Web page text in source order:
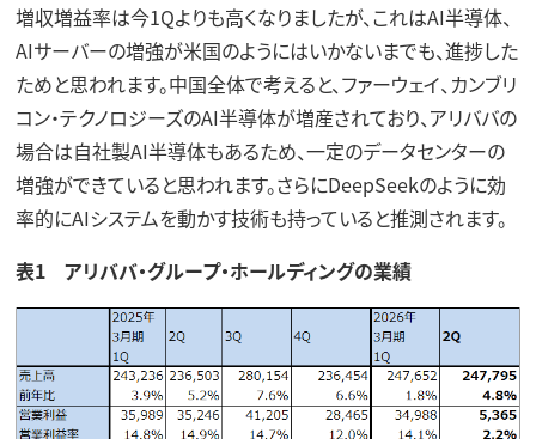
増収増益率は今1Qよりも高くなりましたが、これはAI半導体、
AIサーバーの増強が米国のようにはいかないまでも、進捗した
ためと思われます。中国全体で考えると、ファーウェイ、カンブリ
コン・テクノロジーズのAI半導体が増産されており、アリババの
場合は自社製AI半導体もあるため、一定のデータセンターの
増強ができていると思われます。さらにDeepSeekのように効
率的にAIシステムを動かす技術も持っていると推測されます。
表1 アリババ・グループ・ホールディングの業績